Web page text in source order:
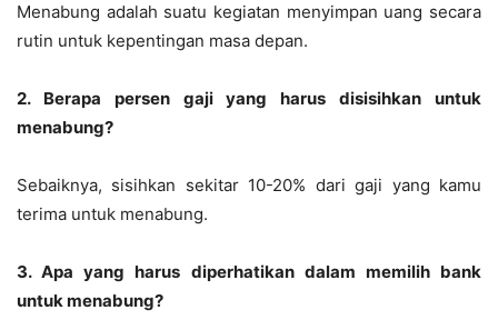
Menabung adalah suatu kegiatan menyimpan uang secara
rutin untuk kepentingan masa depan.
2. Berapa persen gaji yang harus disisihkan untuk
menabung?
Sebaiknya, sisihkan sekitar 10-20% dari gaji yang kamu
terima untuk menabung.
3. Apa yang harus diperhatikan dalam memilih bank
untuk menabung?